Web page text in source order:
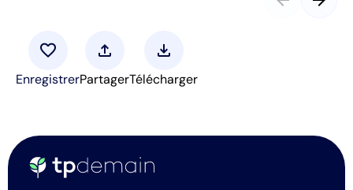
favorite
Enregistrer
upload
Partager
download
Télécharger